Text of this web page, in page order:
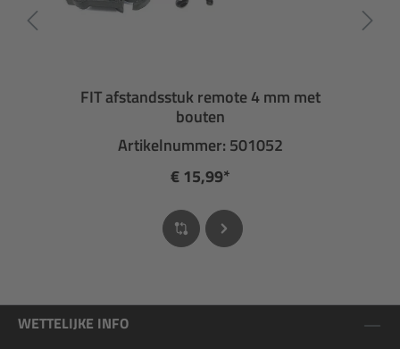
FIT afstandsstuk remote 4 mm met
bouten
Artikelnummer: 501052
€ 15,99*
WETTELIJKE INFO